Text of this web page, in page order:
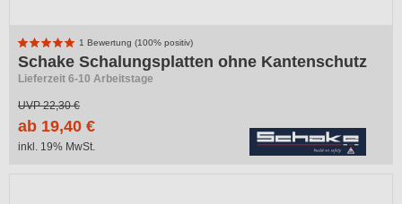
1 Bewertung (100% positiv)
Schake Schalungsplatten ohne Kantenschutz
Lieferzeit 6-10 Arbeitstage
UVP22,30 €
ab 19,40 €
inkl. 19% MwSt.